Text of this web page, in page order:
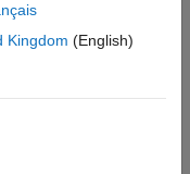
Kingdom (English)